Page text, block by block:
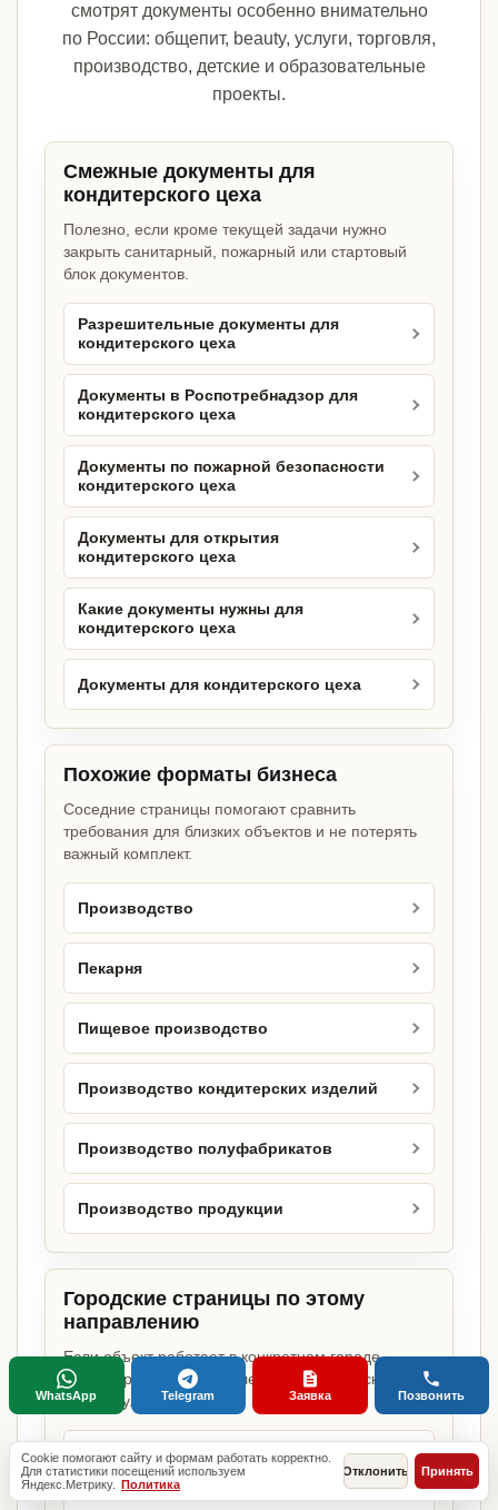
смотрят документы особенно внимательно
по России: общепит, beauty, услуги, торговля,
производство, детские и образовательные
проекты.
Смежные документы для
кондитерского цеха
Полезно, если кроме текущей задачи нужно
закрыть санитарный, пожарный или стартовый
блок документов.
Разрешительные документы для
кондитерского цеха
Документы в Роспотребнадзор для
кондитерского цеха
Документы по пожарной безопасности
кондитерского цеха
Документы для открытия
кондитерского цеха
Какие документы нужны для
кондитерского цеха
Документы для кондитерского цеха
Похожие форматы бизнеса
Соседние страницы помогают сравнить
требования для близких объектов и не потерять
важный комплект.
Производство
Пекарня
Пищевое производство
Производство кондитерских изделий
Производство полуфабрикатов
Производство продукции
Городские страницы по этому
направлению
Если объект работает в конкретном городе,
можно сразу открыть релевантную городскую
страницу.
Кондитерский цех в Москве
Cookie помогают сайту и формам работать корректно.
Для статистики посещений используем
Яндекс.Метрику. Политика
Отклонить Принять
WhatsApp Telegram Заявка Позвонить